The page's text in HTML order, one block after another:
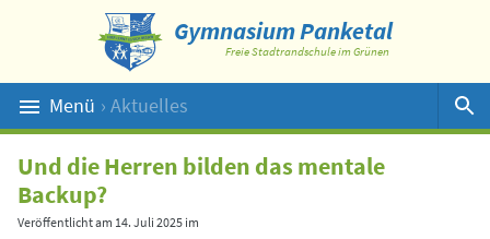
Gymnasium Panketal
Freie Stadtrandschule im Grünen
Menü › Aktuelles
Suche
Und die Herren bilden das mentale
Backup?
Veröffentlicht am 14. Juli 2025 im